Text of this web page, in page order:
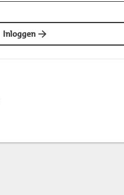
Inloggen